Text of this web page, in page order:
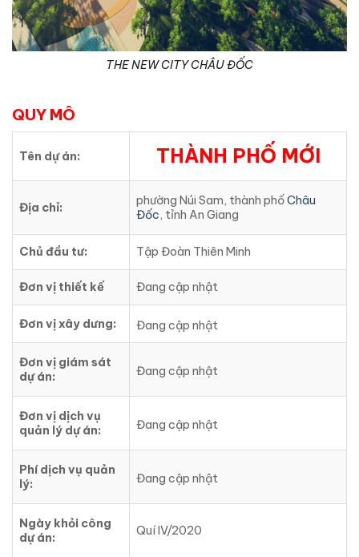
THE NEW CITY CHÂU ĐỐC
QUY MÔ
Tên dự án: THÀNH PHỐ MỚI
Địa chỉ: phường Núi Sam, thành phốChâu
Đốc, tỉnh An Giang
Chủ đầu tư: Tập Đoàn Thiên Minh
Đơn vị thiết kế Đang cập nhật
Đơn vị xây dưng: Đang cập nhật
Đơn vị giám sát
dự án:
Đang cập nhật
Đơn vị dịch vụ
quản lý dự án:
Đang cập nhật
Phí dịch vụ quản
lý:
Đang cập nhật
Ngày khỏi công
dự án:
Quí IV/2020